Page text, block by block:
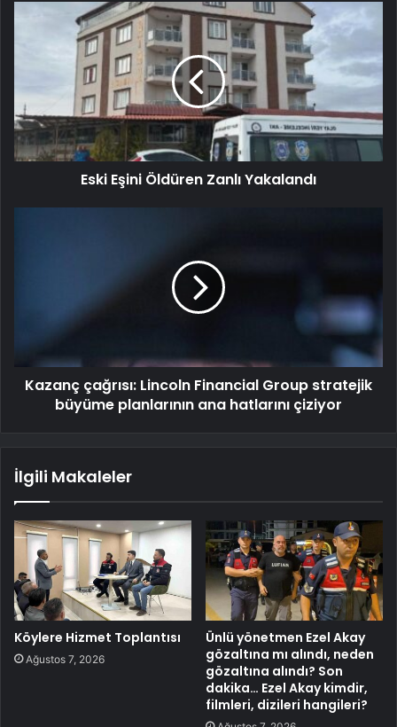
Eski Eşini Öldüren Zanlı Yakalandı
Kazanç çağrısı: Lincoln Financial Group stratejik
büyüme planlarının ana hatlarını çiziyor
İlgili Makaleler
Köylere Hizmet Toplantısı
Ağustos 7, 2026
Ünlü yönetmen Ezel Akay
gözaltına mı alındı, neden
gözaltına alındı? Son
dakika… Ezel Akay kimdir,
filmleri, dizileri hangileri?